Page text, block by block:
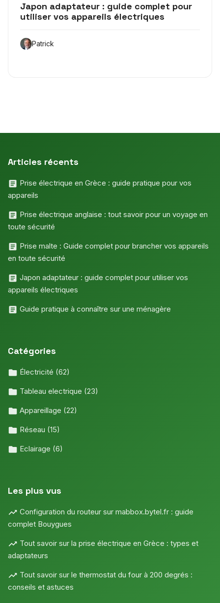
Japon adaptateur : guide complet pour
utiliser vos appareils électriques
Patrick
Articles récents
Prise électrique en Grèce : guide pratique pour vos
appareils
Prise électrique anglaise : tout savoir pour un voyage en
toute sécurité
Prise malte : Guide complet pour brancher vos appareils
en toute sécurité
Japon adaptateur : guide complet pour utiliser vos
appareils électriques
Guide pratique à connaître sur une ménagère
Catégories
Électricité (62)
Tableau electrique (23)
Appareillage (22)
Réseau (15)
Eclairage (6)
Les plus vus
Configuration du routeur sur mabbox.bytel.fr : guide
complet Bouygues
Tout savoir sur la prise électrique en Grèce : types et
adaptateurs
Tout savoir sur le thermostat du four à 200 degrés :
conseils et astuces